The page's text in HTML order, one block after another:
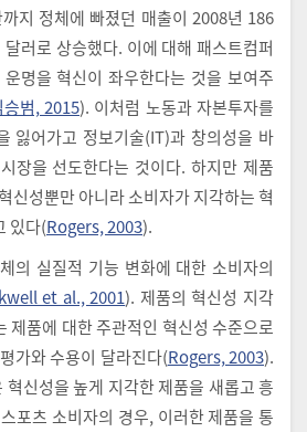
지 정체에 빠졌던 매출이 2008년 186
러로 상승했다. 이에 대해 패스트컴퍼
명을 혁신이 좌우한다는 것을 보여주
승범, 2015). 이처럼 노동과 자본투자를
잃어가고 정보기술(IT)과 창의성을 바
장을 선도한다는 것이다. 하지만 제품
신성뿐만 아니라 소비자가 지각하는 혁
있다(Rogers, 2003).
의 실질적 기능 변화에 대한 소비자의
et al., 2001). 제품의 혁신성 지각
제품에 대한 주관적인 혁신성 수준으로
가와 수용이 달라진다(Rogers, 2003).
신성을 높게 지각한 제품을 새롭고 흥
포츠 소비자의 경우, 이러한 제품을 통